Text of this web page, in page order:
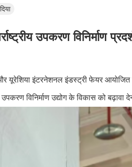
उपकरण विनिर्माण
इंटरनेशनल इंडस्ट्री फेयर आयोजित
विनिर्माण उद्योग के विकास को बढ़ावा